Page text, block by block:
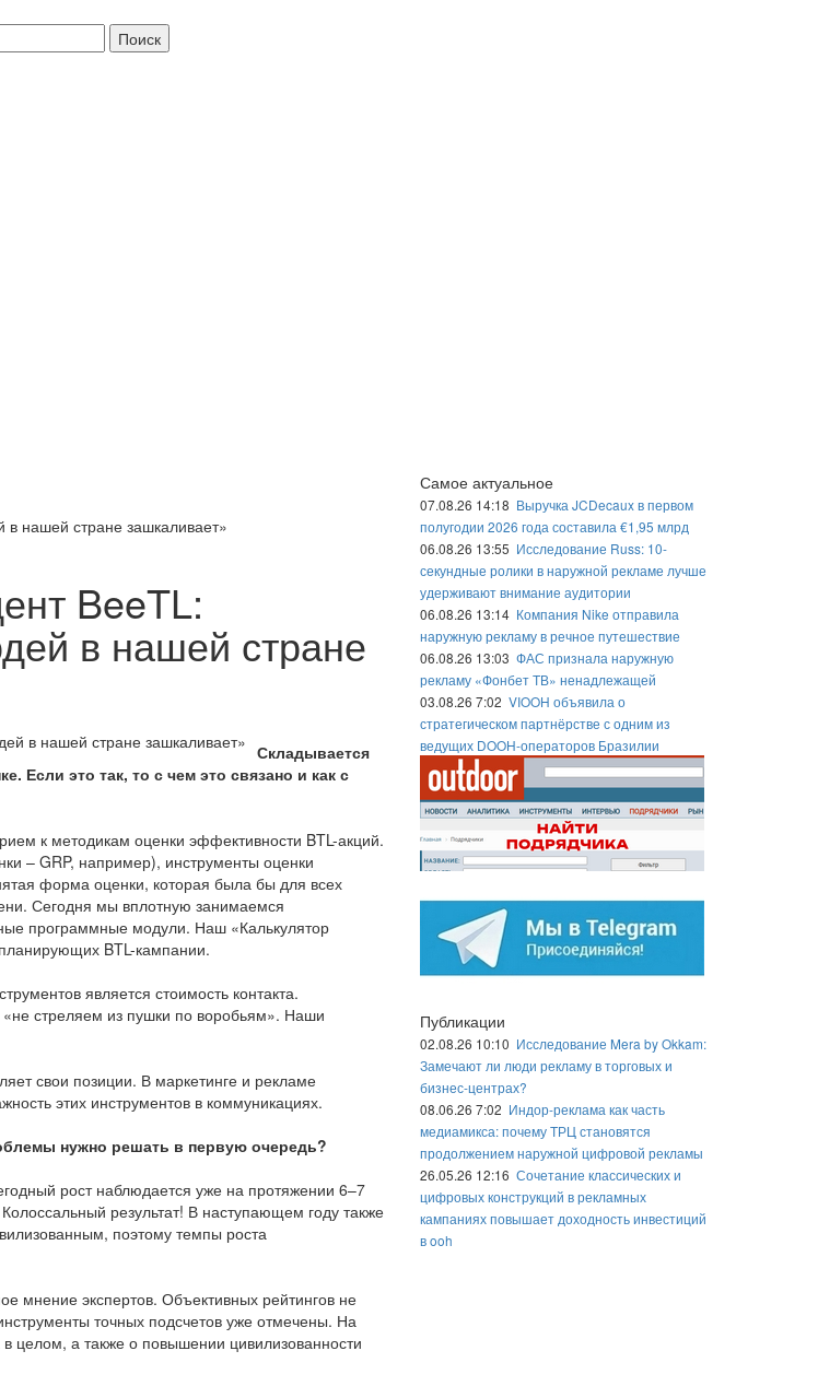
нашей стране зашкаливает»
BeeTL:
в нашей стране
Складывается
Если это так, то с чем это связано и как с
к методикам оценки эффективности BTL-акций.
– GRP, например), инструменты оценки
форма оценки, которая была бы для всех
Сегодня мы вплотную занимаемся
программные модули. Наш «Калькулятор
BTL-кампании.
является стоимость контакта.
стреляем из пушки по воробьям». Наши
свои позиции. В маркетинге и рекламе
этих инструментов в коммуникациях.
нужно решать в первую очередь?
рост наблюдается уже на протяжении 6–7
результат! В наступающем году также
поэтому темпы роста
мнение экспертов. Объективных рейтингов не
точных подсчетов уже отмечены. На
в целом, а также о повышении цивилизованности
Самое актуальное
07.08.26 14:18 Выручка JCDecaux в первом
полугодии 2026 года составила €1,95 млрд
06.08.26 13:55 Исследование Russ: 10-
секундные ролики в наружной рекламе лучше
удерживают внимание аудитории
06.08.26 13:14 Компания Nike отправила
наружную рекламу в речное путешествие
06.08.26 13:03 ФАС признала наружную
рекламу «Фонбет ТВ» ненадлежащей
03.08.26 7:02 VIOOH объявила о
стратегическом партнёрстве с одним из
ведущих DOOH-операторов Бразилии
Публикации
02.08.26 10:10 Исследование Mera by Okkam:
Замечают ли люди рекламу в торговых и
бизнес-центрах?
08.06.26 7:02 Индор-реклама как часть
медиамикса: почему ТРЦ становятся
продолжением наружной цифровой рекламы
26.05.26 12:16 Сочетание классических и
цифровых конструкций в рекламных
кампаниях повышает доходность инвестиций
в ooh